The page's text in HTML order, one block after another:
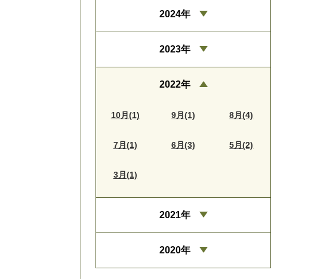
2024年
2023年
2022年
10月(1) 9月(1) 8月(4)
7月(1) 6月(3) 5月(2)
3月(1)
2021年
2020年